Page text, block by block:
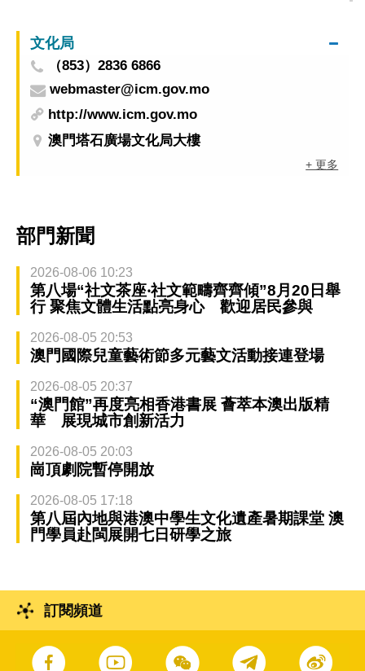
文化局
（853）2836 6866
webmaster@icm.gov.mo
http://www.icm.gov.mo
澳門塔石廣場文化局大樓
+ 更多
部門新聞
2026-08-06 10:23
第八場“社文茶座‧社文範疇齊齊傾”8月20日舉
行 聚焦文體生活點亮身心 歡迎居民參與
2026-08-05 20:53
澳門國際兒童藝術節多元藝文活動接連登場
2026-08-05 20:37
“澳門館”再度亮相香港書展 薈萃本澳出版精
華 展現城市創新活力
2026-08-05 20:03
崗頂劇院暫停開放
2026-08-05 17:18
第八屆內地與港澳中學生文化遺產暑期課堂 澳
門學員赴閩展開七日研學之旅
訂閱頻道